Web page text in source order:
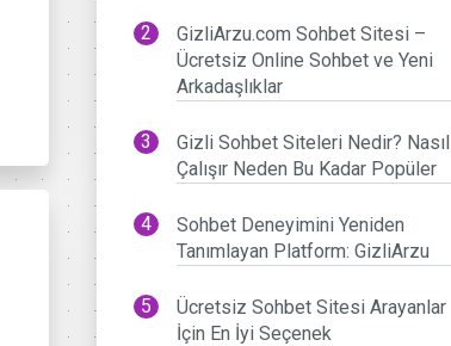
GizliArzu.com Sohbet Sitesi –
Ücretsiz Online Sohbet ve Yeni
Arkadaşlıklar
Gizli Sohbet Siteleri Nedir? Nasıl
Çalışır Neden Bu Kadar Popüler
Sohbet Deneyimini Yeniden
Tanımlayan Platform: GizliArzu
Ücretsiz Sohbet Sitesi Arayanlar
İçin En İyi Seçenek